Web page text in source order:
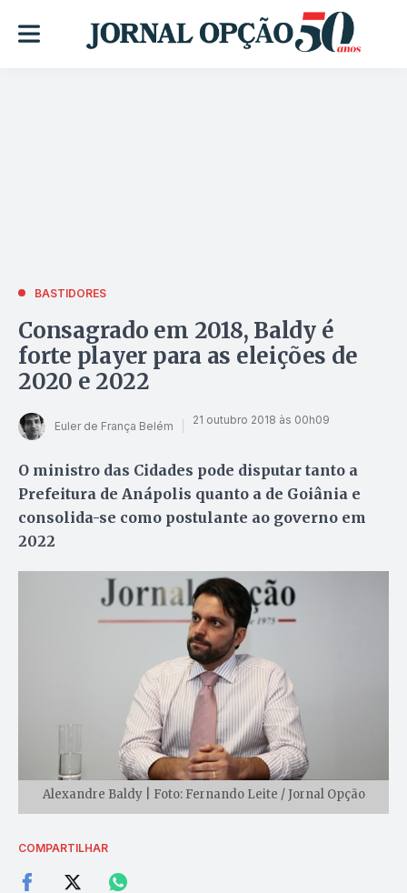
BASTIDORES
Consagrado em 2018, Baldy é
forte player para as eleições de
2020 e 2022
Euler de França Belém 21 outubro 2018 às 00h09
O ministro das Cidades pode disputar tanto a
Prefeitura de Anápolis quanto a de Goiânia e
consolida-se como postulante ao governo em
2022
Alexandre Baldy | Foto: Fernando Leite / Jornal Opção
COMPARTILHAR